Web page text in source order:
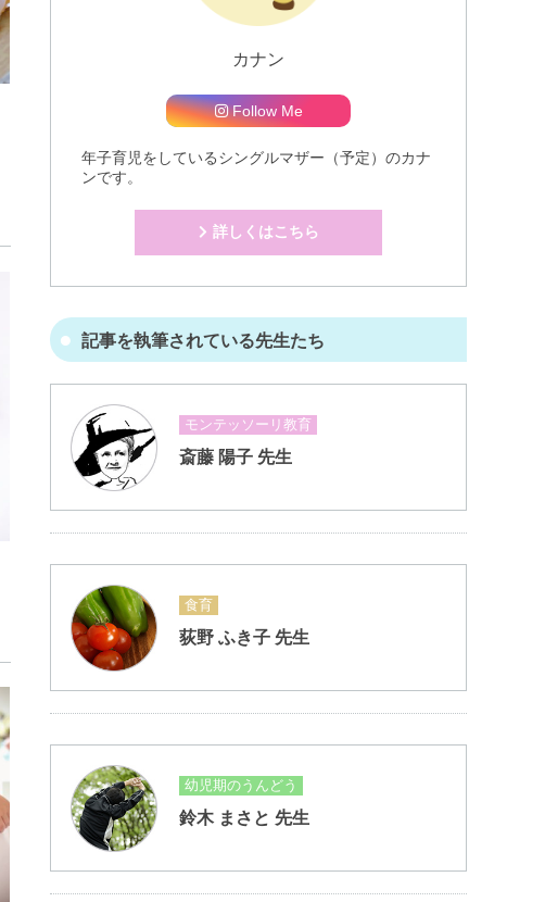
カナン
Follow Me
年子育児をしているシングルマザー（予定）のカナ
ンです。
詳しくはこちら
記事を執筆されている先生たち
モンテッソーリ教育
斎藤 陽子 先生
食育
荻野 ふき子 先生
幼児期のうんどう
鈴木 まさと 先生